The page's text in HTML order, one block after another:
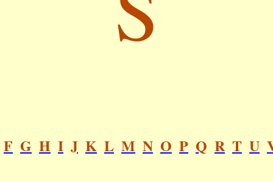
F G H I J K L M N O P Q R T U